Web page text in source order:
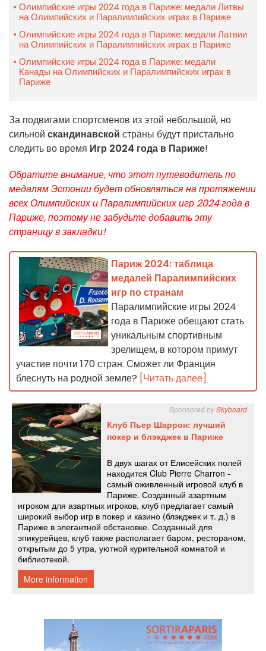
Олимпийские игры 2024 года в Париже: медали Литвы
на Олимпийских и Паралимпийских играх в Париже
Олимпийские игры 2024 года в Париже: медали Латвии
на Олимпийских и Паралимпийских играх в Париже
Олимпийские игры 2024 года в Париже: медали
Канады на Олимпийских и Паралимпийских играх в
Париже
За подвигами спортсменов из этой небольшой, но
сильной скандинавской страны будут пристально
следить во время Игр 2024 года в Париже!
Обратите внимание, что этот путеводитель по
медалям Эстонии будет обновляться на протяжении
всех Олимпийских и Паралимпийских игр 2024 года в
Париже, поэтому не забудьте добавить эту
страницу в закладки!
Париж 2024: таблица
медалей Паралимпийских
игр по странам
Паралимпийские игры 2024
года в Париже обещают стать
уникальным спортивным
зрелищем, в котором примут
участие почти 170 стран. Сможет ли Франция
блеснуть на родной земле? [Читать далее]